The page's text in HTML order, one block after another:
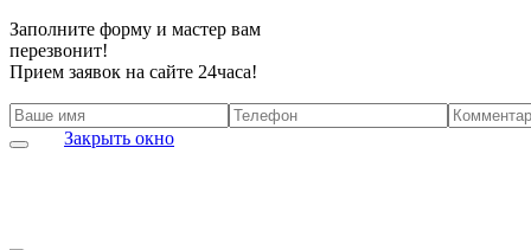
Заполните форму и мастер вам
перезвонит!
Прием заявок на сайте 24часа!
Закрыть окно